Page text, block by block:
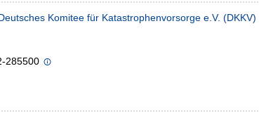
Komitee für Katastrophenvorsorge e.V. (DKKV)
285500